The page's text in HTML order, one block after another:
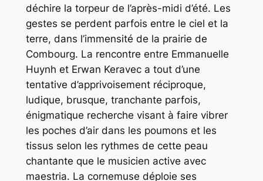
déchire la torpeur de l’après-midi d’été. Les
gestes se perdent parfois entre le ciel et la
terre, dans l’immensité de la prairie de
Combourg. La rencontre entre Emmanuelle
Huynh et Erwan Keravec a tout d’une
tentative d’apprivoisement réciproque,
ludique, brusque, tranchante parfois,
énigmatique recherche visant à faire vibrer
les poches d’air dans les poumons et les
tissus selon les rythmes de cette peau
chantante que le musicien active avec
maestria. La cornemuse déploie ses